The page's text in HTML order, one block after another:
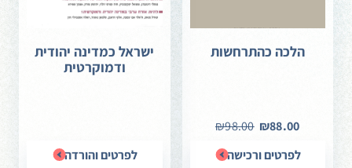
הלכה כהתרחשות
₪88.00
₪98.00
לפרטים ורכישה
ישראל כמדינה יהודית
ודמוקרטית
לפרטים והורדה